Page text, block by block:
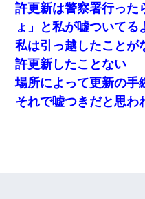
許更新は警察署行った
ょ」と私が嘘ついてる
私は引っ越したことが
許更新したことない
場所によって更新の手
それで嘘つきだと思わ